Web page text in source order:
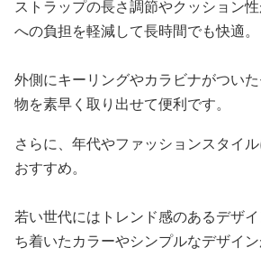
ストラップの長さ調節やクッション
への負担を軽減して長時間でも快適。
外側にキーリングやカラビナがつい
物を素早く取り出せて便利です。
さらに、年代やファッションスタイ
おすすめ。
若い世代にはトレンド感のあるデザ
ち着いたカラーやシンプルなデザイン